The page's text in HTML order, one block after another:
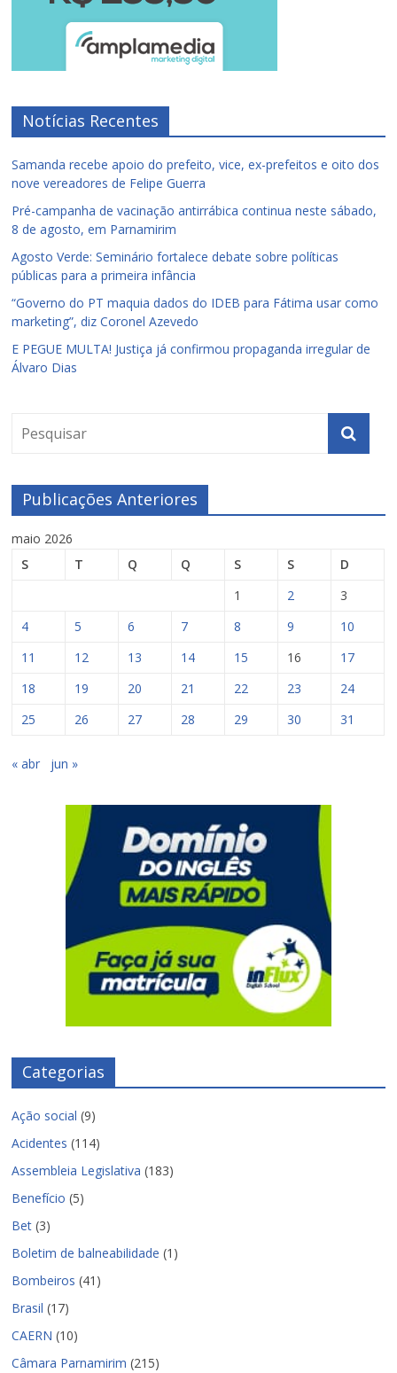
Notícias Recentes
Samanda recebe apoio do prefeito, vice, ex-prefeitos e oito dos
nove vereadores de Felipe Guerra
Pré-campanha de vacinação antirrábica continua neste sábado,
8 de agosto, em Parnamirim
Agosto Verde: Seminário fortalece debate sobre políticas
públicas para a primeira infância
“Governo do PT maquia dados do IDEB para Fátima usar como
marketing”, diz Coronel Azevedo
E PEGUE MULTA! Justiça já confirmou propaganda irregular de
Álvaro Dias
Publicações Anteriores
maio 2026
S
T Q Q S S
D
1
2
3
4
5 6 7 8 9
10
11
12 13 14 15 16
17
18
19 20 21 22 23
24
25
26 27 28 29 30 31
« abr jun »
Categorias
Ação social (9)
Acidentes (114)
Assembleia Legislativa (183)
Benefício (5)
Bet (3)
Boletim de balneabilidade (1)
Bombeiros (41)
Brasil (17)
CAERN (10)
Câmara Parnamirim (215)